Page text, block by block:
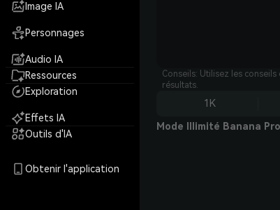
Image IA
Personnages
Audio IA
Ressources
Exploration
Effets IA
Outils d'IA
Obtenir l'application
Conseils: Utilisez les
résultats.
1K
Mode Illimité Banana Pro